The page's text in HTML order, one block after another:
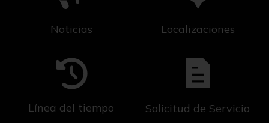
Noticias Localizaciones
Línea del tiempo Solicitud de Servicio